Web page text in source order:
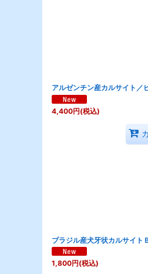
アルゼンチン産カルサイト／
4,400円(税込)
ブラジル産犬牙状カルサイト
1,800円(税込)